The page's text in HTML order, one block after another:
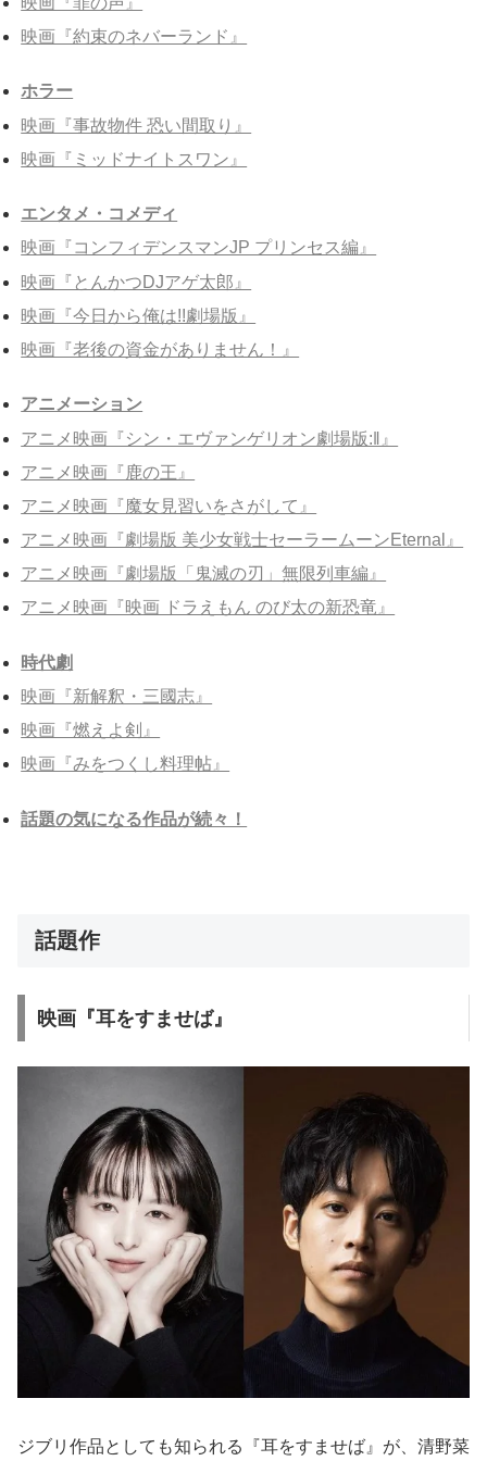
映画『約束のネバーランド』
ホラー
映画『事故物件 恐い間取り』
映画『ミッドナイトスワン』
エンタメ・コメディ
映画『コンフィデンスマンJP プリンセス編』
映画『とんかつDJアゲ太郎』
映画『今日から俺は!!劇場版』
映画『老後の資金がありません！』
アニメーション
アニメ映画『シン・エヴァンゲリオン劇場版:‖』
アニメ映画『鹿の王』
アニメ映画『魔女見習いをさがして』
アニメ映画『劇場版 美少女戦士セーラームーンEternal』
アニメ映画『劇場版「鬼滅の刃」無限列車編』
アニメ映画『映画 ドラえもん のび太の新恐竜』
時代劇
映画『新解釈・三國志』
映画『燃えよ剣』
映画『みをつくし料理帖』
話題の気になる作品が続々！
話題作
映画『耳をすませば』
ジブリ作品としても知られる『耳をすませば』が、清野菜